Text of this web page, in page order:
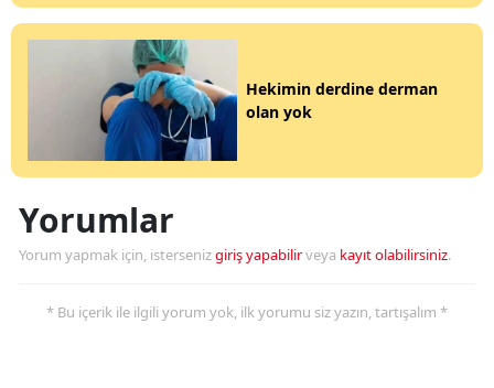
Hekimin derdine derman
olan yok
Yorumlar
Yorum yapmak için, istersenizgiriş yapabilirveya kayıt olabilirsiniz.
* Bu içerik ile ilgili yorum yok, ilk yorumu siz yazın, tartışalım *